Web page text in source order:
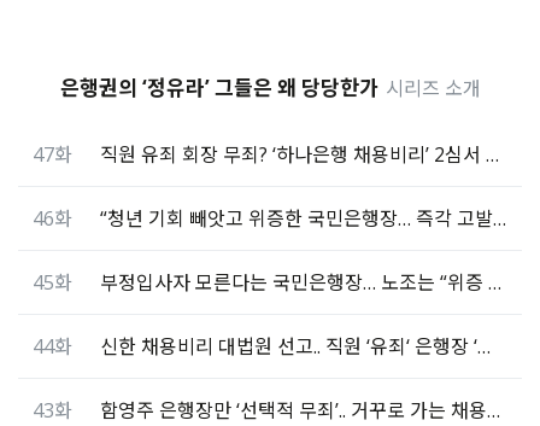
은행권의 ‘정유라’ 그들은 왜 당당한가 시리즈 소개
47화 직원 유죄 회장 무죄? ‘하나은행 채용비리’ 2심서 뒤집혔다
46화 “청년 기회 빼앗고 위증한 국민은행장… 즉각 고발해야”
45화 부정입사자 모른다는 국민은행장… 노조는 “위증 고발 요청”
44화 신한 채용비리 대법원 선고.. 직원 ‘유죄‘ 은행장 ‘무죄‘
43화 함영주 은행장만 ‘선택적 무죄’.. 거꾸로 가는 채용비리 판결